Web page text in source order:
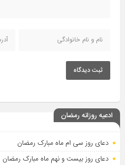
ثبت دیدگاه
ادعیه روزانه رمضان
دعای روز سی ام ماه مبارک رمضان
دعای روز بیست و نهم ماه مبارک رمضان